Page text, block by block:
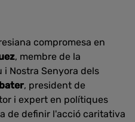
compromesa en
, membre de la
i Nostra Senyora dels
, president de
i expert en polítiques
de definir l'acció caritativa